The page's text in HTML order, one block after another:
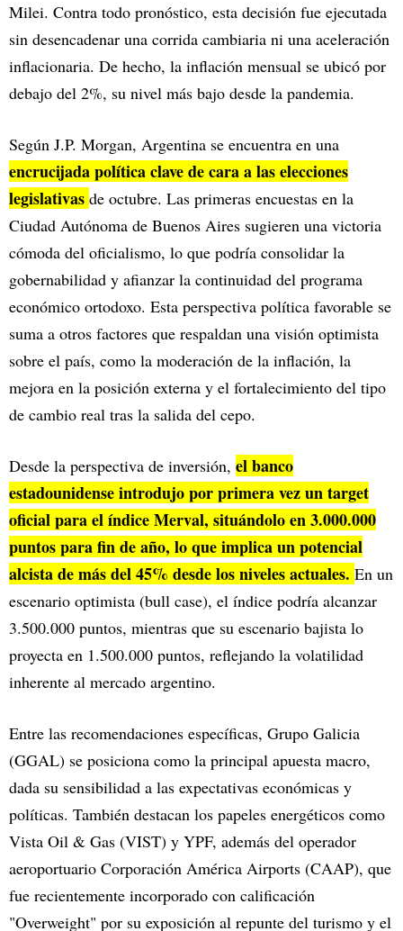
Milei. Contra todo pronóstico, esta decisión fue ejecutada
sin desencadenar una corrida cambiaria ni una aceleración
inflacionaria. De hecho, la inflación mensual se ubicó por
debajo del 2%, su nivel más bajo desde la pandemia.
Según J.P. Morgan, Argentina se encuentra en una
encrucijada política clave de cara a las elecciones
legislativas de octubre. Las primeras encuestas en la
Ciudad Autónoma de Buenos Aires sugieren una victoria
cómoda del oficialismo, lo que podría consolidar la
gobernabilidad y afianzar la continuidad del programa
económico ortodoxo. Esta perspectiva política favorable se
suma a otros factores que respaldan una visión optimista
sobre el país, como la moderación de la inflación, la
mejora en la posición externa y el fortalecimiento del tipo
de cambio real tras la salida del cepo.
Desde la perspectiva de inversión, el banco
estadounidense introdujo por primera vez un target
oficial para el índice Merval, situándolo en 3.000.000
puntos para fin de año, lo que implica un potencial
alcista de más del 45% desde los niveles actuales. En un
escenario optimista (bull case), el índice podría alcanzar
3.500.000 puntos, mientras que su escenario bajista lo
proyecta en 1.500.000 puntos, reflejando la volatilidad
inherente al mercado argentino.
Entre las recomendaciones específicas, Grupo Galicia
(GGAL) se posiciona como la principal apuesta macro,
dada su sensibilidad a las expectativas económicas y
políticas. También destacan los papeles energéticos como
Vista Oil & Gas (VIST) y YPF, además del operador
aeroportuario Corporación América Airports (CAAP), que
fue recientemente incorporado con calificación
"Overweight" por su exposición al repunte del turismo y el